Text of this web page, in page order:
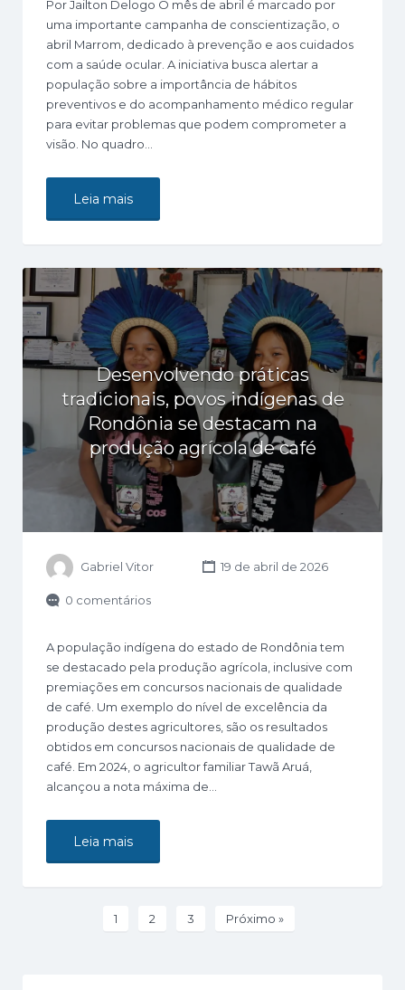
Por Jailton Delogo O mês de abril é marcado por
uma importante campanha de conscientização, o
abril Marrom, dedicado à prevenção e aos cuidados
com a saúde ocular. A iniciativa busca alertar a
população sobre a importância de hábitos
preventivos e do acompanhamento médico regular
para evitar problemas que podem comprometer a
visão. No quadro…
Leia mais
Desenvolvendo práticas
tradicionais, povos indígenas de
Rondônia se destacam na
produção agrícola de café
Gabriel Vitor 19 de abril de 2026
0 comentários
A população indígena do estado de Rondônia tem
se destacado pela produção agrícola, inclusive com
premiações em concursos nacionais de qualidade
de café. Um exemplo do nível de excelência da
produção destes agricultores, são os resultados
obtidos em concursos nacionais de qualidade de
café. Em 2024, o agricultor familiar Tawã Aruá,
alcançou a nota máxima de…
Leia mais
1 2 3 Próximo »